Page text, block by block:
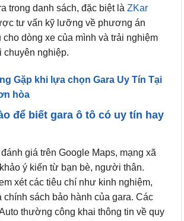
trong danh sách, đặc biệt là ZKar
tư vấn kỹ lưỡng về phương án
cho dòng xe của mình và trải nghiệm
chuyên nghiệp.
Gặp khi lựa chọn Gara Uy Tín Tại
hòa
để biết gara ô tô có uy tín hay
giá trên Google Maps, mạng xã
ý kiến từ bạn bè, người thân.
xét các tiêu chí như kinh nghiệm,
chính sách bảo hành của gara. Các
thường công khai thông tin về quy